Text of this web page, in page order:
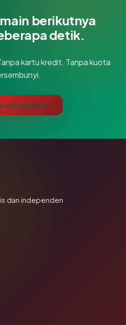
berikutnya
detik.
kartu kredit. Tanpa kuota
cek gratis →
dan independen